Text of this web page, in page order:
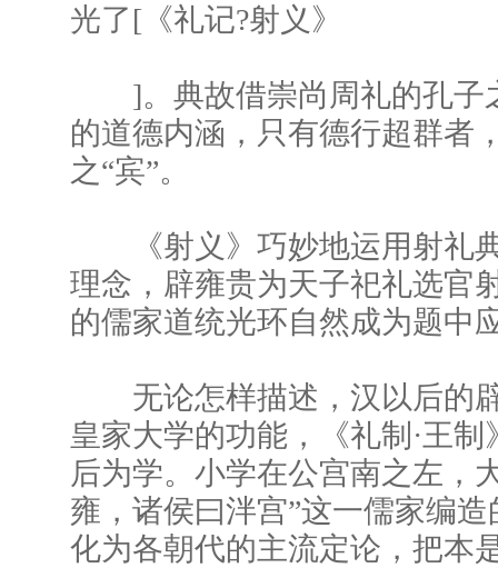
光了[《礼记?射义》
]。典故借崇尚周礼的孔子
的道德内涵，只有德行超群者
之“宾”。
《射义》巧妙地运用射礼
理念，辟雍贵为天子祀礼选官
的儒家道统光环自然成为题中
无论怎样描述，汉以后的
皇家大学的功能，《礼制·王
后为学。小学在公宫南之左，
雍，诸侯曰泮宫”这一儒家编
化为各朝代的主流定论，把本